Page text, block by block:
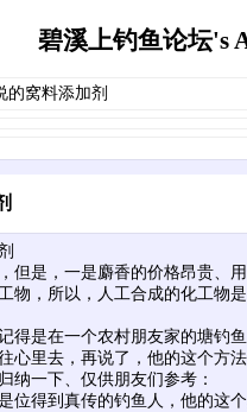
碧溪上钓鱼论坛's
的窝料添加剂
但是，一是麝香的价格昂贵、
物，所以，人工合成的化工物
得是在一个农村朋友家的塘钓
心里去，再说了，他的这个方
纳一下、仅供朋友们参考：
位得到真传的钓鱼人，他的这